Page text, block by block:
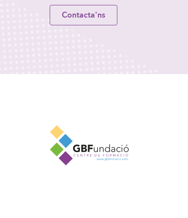
Contacta'ns